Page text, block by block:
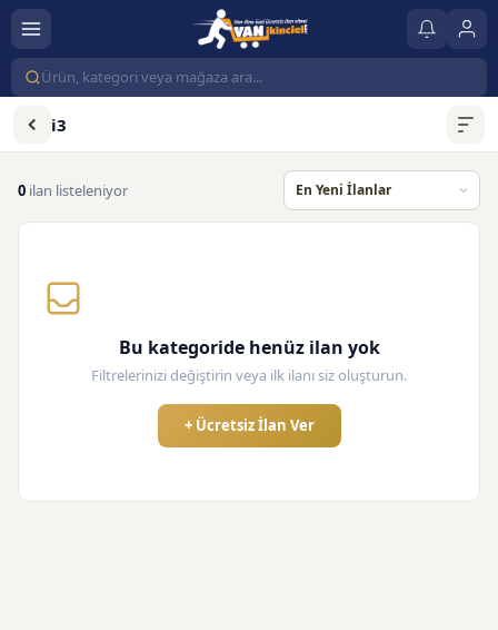
i3
0 ilan listeleniyor
Bu kategoride henüz ilan yok
Filtrelerinizi değiştirin veya ilk ilanı siz oluşturun.
+ Ücretsiz İlan Ver